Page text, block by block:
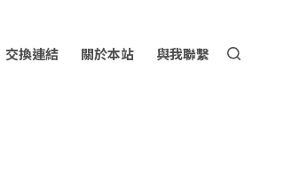
交換連結 關於本站 與我聯繫